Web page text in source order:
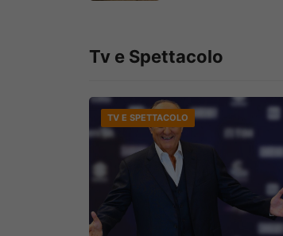
Tv e Spettacolo
TV E SPETTACOLO